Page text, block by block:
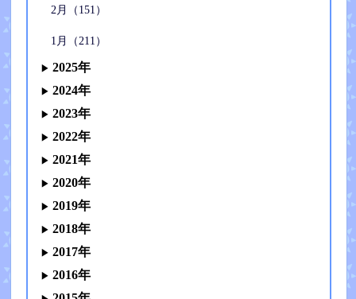
2月（151）
1月（211）
2025年
2024年
2023年
2022年
2021年
2020年
2019年
2018年
2017年
2016年